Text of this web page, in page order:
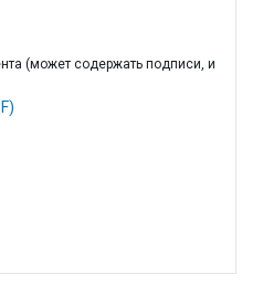
(может содержать подписи, и